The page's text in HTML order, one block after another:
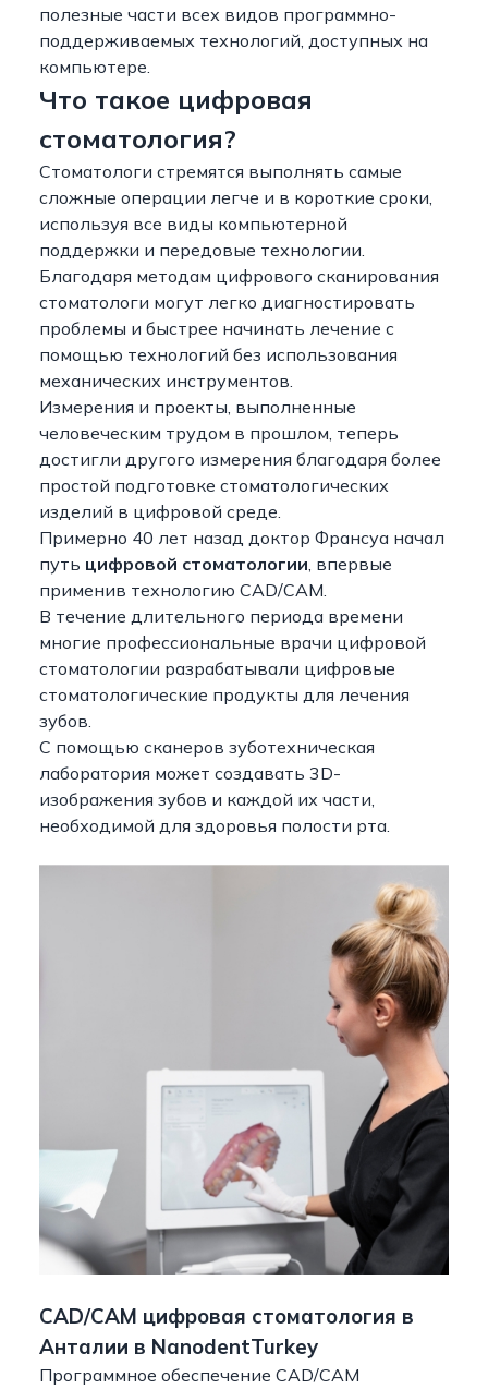
полезные части всех видов программно-
поддерживаемых технологий, доступных на
компьютере.
Что такое цифровая
стоматология?
Стоматологи стремятся выполнять самые
сложные операции легче и в короткие сроки,
используя все виды компьютерной
поддержки и передовые технологии.
Благодаря методам цифрового сканирования
стоматологи могут легко диагностировать
проблемы и быстрее начинать лечение с
помощью технологий без использования
механических инструментов.
Измерения и проекты, выполненные
человеческим трудом в прошлом, теперь
достигли другого измерения благодаря более
простой подготовке стоматологических
изделий в цифровой среде.
Примерно 40 лет назад доктор Франсуа начал
путь цифровой стоматологии, впервые
применив технологию CAD/CAM.
В течение длительного периода времени
многие профессиональные врачи цифровой
стоматологии разрабатывали цифровые
стоматологические продукты для лечения
зубов.
С помощью сканеров зуботехническая
лаборатория может создавать 3D-
изображения зубов и каждой их части,
необходимой для здоровья полости рта.
CAD/CAM цифровая стоматология в
Анталии в NanodentTurkey
Программное обеспечение CAD/CAM